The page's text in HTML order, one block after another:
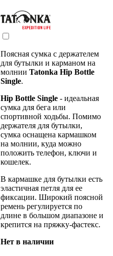
Поясная сумка с держателем
для бутылки и карманом на
молнии Tatonka Hip Bottle
Single.
Hip Bottle Single - идеальная
сумка для бега или
спортивной ходьбы. Помимо
держателя для бутылки,
сумка оснащена кармашком
на молнии, куда можно
положить телефон, ключи и
кошелек.
В кармашке для бутылки есть
эластичная петля для ее
фиксации. Широкий поясной
ремень регулируется по
длине в большом диапазоне и
крепится на пряжку-фастекс.
Нет в наличии